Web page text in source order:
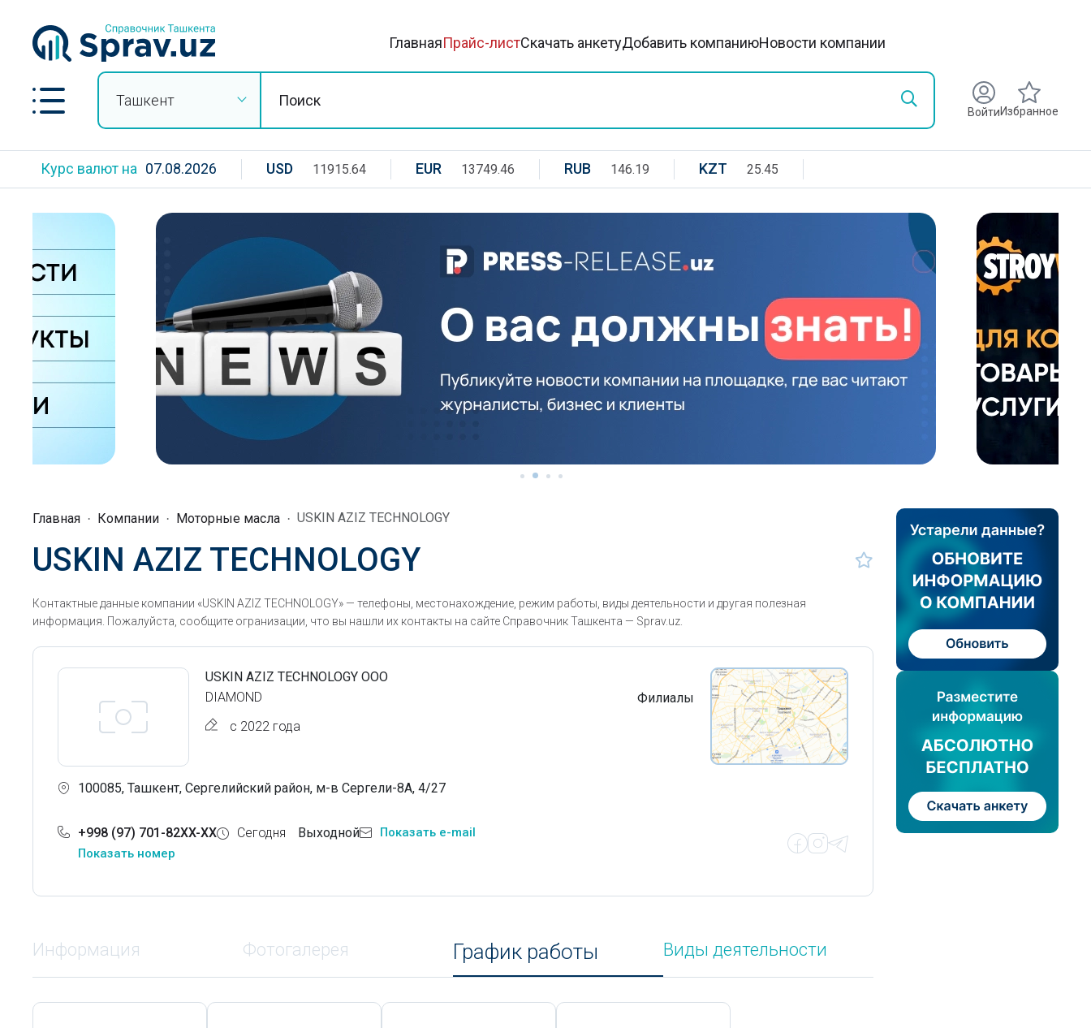
ГлавнаяПрайс-листСкачать анкетуДобавить компаниюНовости компании
Ташкент
ВойтиИзбранное
Курс валют на 07.08.2026 USD 11915.64 EUR 13749.46 RUB 146.19 KZT 25.45
Главная Компании Моторные масла USKIN AZIZ TECHNOLOGY
USKIN AZIZ TECHNOLOGY
Контактные данные компании «USKIN AZIZ TECHNOLOGY» — телефоны, местонахождение, режим работы, виды деятельности и другая полезная
информация. Пожалуйста, сообщите огранизации, что вы нашли их контакты на сайте Справочник Ташкента — Sprav.uz.
USKIN AZIZ TECHNOLOGY ООО
DIAMOND
с 2022 года
Филиалы
100085, Ташкент, Сергелийский район, м-в Сергели-8А, 4/27
+998 (97) 701-82XX-XX
Показать номер
Сегодня Выходной Показать e-mail
Информация Фотогалерея График работы Виды деятельности